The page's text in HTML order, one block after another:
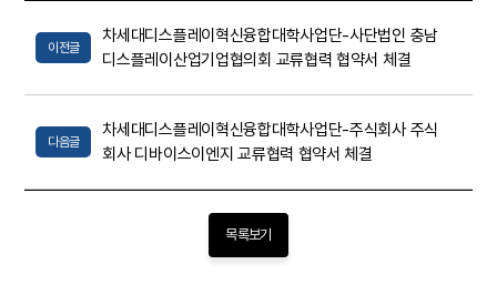
이전글
차세대디스플레이혁신융합대학사업단-사단법인 충남
디스플레이산업기업협의회 교류협력 협약서 체결
다음글
차세대디스플레이혁신융합대학사업단-주식회사 주식
회사 디바이스이엔지 교류협력 협약서 체결
목록보기